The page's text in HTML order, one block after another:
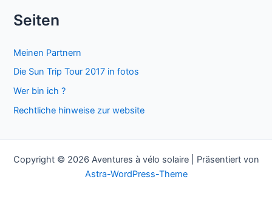
h
c
Seiten
Meinen Partnern
Die Sun Trip Tour 2017 in fotos
Wer bin ich ?
Rechtliche hinweise zur website
Copyright © 2026 Aventures à vélo solaire | Präsentiert von
Astra-WordPress-Theme